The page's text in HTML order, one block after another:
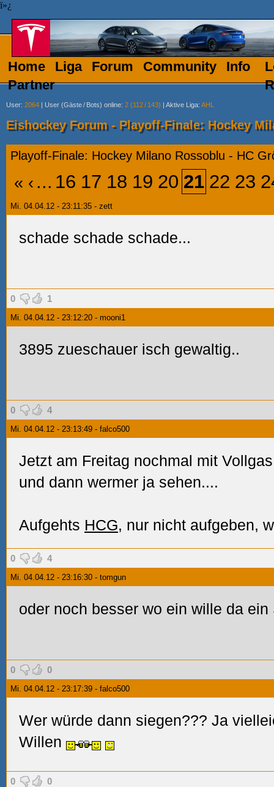
ï»¿
Home Liga Forum Community
Info
Partner
User: 2064 | User (Gäste/ Bots) online: 2 (112/ 143) | Aktive Liga: AHL
Eishockey Forum - Playoff-Finale: Hockey
Playoff-Finale: Hockey Milano Rossoblu - HC
« ‹ ... 16 17 18 19 20 21 22 23
Mi. 04.04.12 - 23:11:35 - zett
schade schade schade...
0 1
Mi. 04.04.12 - 23:12:20 - mooni1
3895 zueschauer isch gewaltig..
0 4
Mi. 04.04.12 - 23:13:49 - falco500
Jetzt am Freitag nochmal mit
und dann wermer ja sehen....
Aufgehts HCG, nur nicht aufgeben,
0 4
Mi. 04.04.12 - 23:16:30 - tomgun
oder noch besser wo ein wille da
0 0
Mi. 04.04.12 - 23:17:39 - falco500
Wer würde dann siegen??? Ja
Willen
0 0